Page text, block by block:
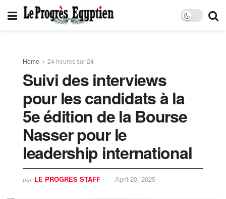
Home 24 heures sur 24
Suivi des interviews
pour les candidats à la
5e édition de la Bourse
Nasser pour le
leadership international
par LE PROGRES STAFF April 20, 2025